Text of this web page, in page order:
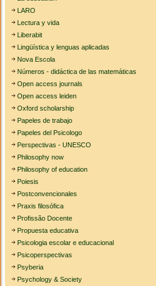
LARO
Lectura y vida
Liberabit
Lingüística y lenguas aplicadas
Nova Escola
Números - didáctica de las matemáticas
Open access journals
Open access leiden
Oxford scholarship
Papeles de trabajo
Papeles del Psicologo
Perspectivas - UNESCO
Philosophy now
Philosophy of education
Poiesis
Postconvencionales
Praxis filosófica
Profissão Docente
Propuesta educativa
Psicologia escolar e educacional
Psicoperspectivas
Psyberia
Psychology & Society